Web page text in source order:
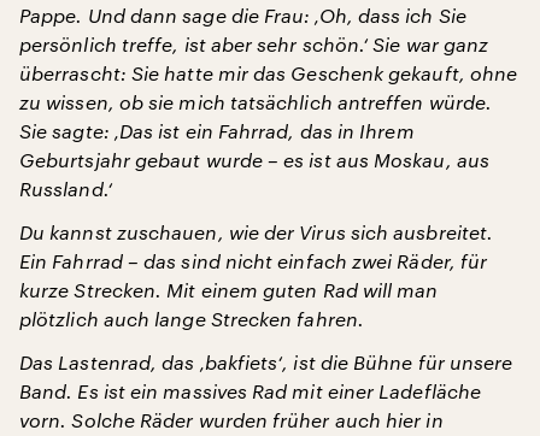
Pappe. Und dann sage die Frau: ‚Oh, dass ich Sie
persönlich treffe, ist aber sehr schön.‘ Sie war ganz
überrascht: Sie hatte mir das Geschenk gekauft, ohne
zu wissen, ob sie mich tatsächlich antreffen würde.
Sie sagte: ‚Das ist ein Fahrrad, das in Ihrem
Geburtsjahr gebaut wurde – es ist aus Moskau, aus
Russland.‘
Du kannst zuschauen, wie der Virus sich ausbreitet.
Ein Fahrrad – das sind nicht einfach zwei Räder, für
kurze Strecken. Mit einem guten Rad will man
plötzlich auch lange Strecken fahren.
Das Lastenrad, das ‚bakfiets‘, ist die Bühne für unsere
Band. Es ist ein massives Rad mit einer Ladefläche
vorn. Solche Räder wurden früher auch hier in